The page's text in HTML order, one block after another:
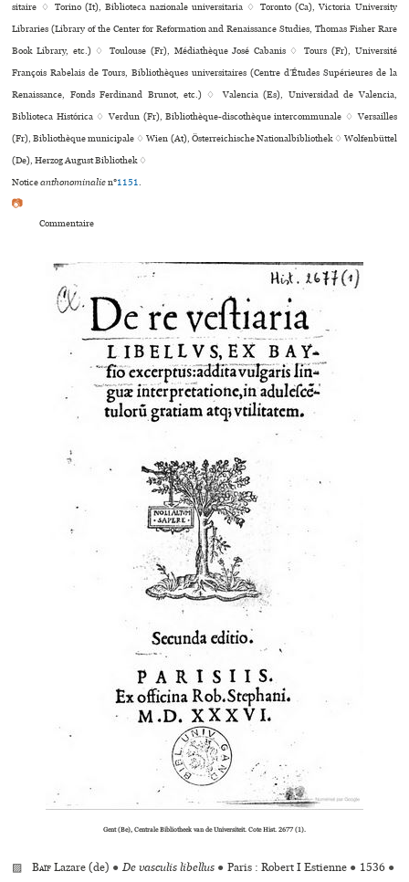
si­taire ♢ Torino (It), Biblioteca nazio­nale uni­ver­si­ta­ria ♢ Toronto (Ca), Victoria University
Libraries (Library of the Center for Reformation and Renaissance Studies, Thomas Fisher Rare
Book Library, etc.) ♢ Toulouse (Fr), Médiathèque José Cabanis ♢ Tours (Fr), Université
François Rabelais de Tours, Bibliothèques uni­ver­si­tai­res (Centre d’Études Supérieures de la
Renaissance, Fonds Ferdinand Brunot, etc.) ♢ Valencia (Es), Universidad de Valencia,
Biblioteca Histórica ♢ Verdun (Fr), Bibliothèque-dis­co­thè­que inter­com­mu­nale ♢ Versailles
(Fr), Bibliothèque muni­ci­pale ♢ Wien (At), Österreichische Nationalbibliothek ♢ Wolfenbüttel
(De), Herzog August Bibliothek ♢
Noticeanthonominalien°1151.
📷
Commentaire
Gent (Be), Centrale Bibliotheek van de Universiteit. Cote Hist. 2677 (1).
▨Baïf Lazare (de) ● De vasculis libellus ● Paris : Robert I Estienne ● 1536 ●